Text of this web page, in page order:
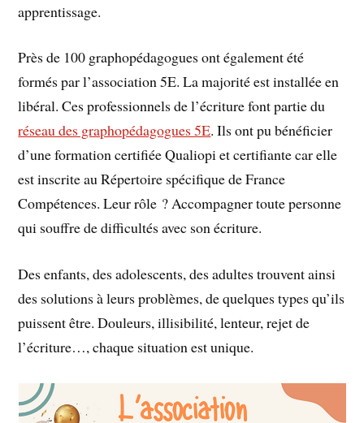
apprentissage.
Près de 100 graphopédagogues ont également été
formés par l’association 5E. La majorité est installée en
libéral. Ces professionnels de l’écriture font partie du
réseau des graphopédagogues 5E. Ils ont pu bénéficier
d’une formation certifiée Qualiopi et certifiante car elle
est inscrite au Répertoire spécifique de France
Compétences. Leur rôle ? Accompagner toute personne
qui souffre de difficultés avec son écriture.
Des enfants, des adolescents, des adultes trouvent ainsi
des solutions à leurs problèmes, de quelques types qu’ils
puissent être. Douleurs, illisibilité, lenteur, rejet de
l’écriture…, chaque situation est unique.